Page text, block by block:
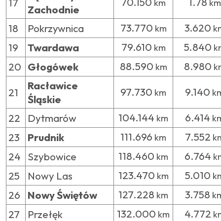
Zachodnie
km km
18 Pokrzywnica 73.770 km 3.620
19 Twardawa 79.610 km 5.840
20 Głogówek 88.590 km 8.980
21
Racławice
Śląskie
97.730 km 9.140
22 Dytmarów 104.144 km 6.414
23 Prudnik 111.696 km 7.552
24 Szybowice 118.460 km 6.764
25 Nowy Las 123.470 km 5.010
26 Nowy Świętów 127.228 km 3.758
27 Przełęk 132.000 km 4.772